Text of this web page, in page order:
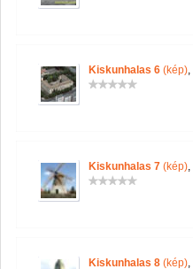
Kiskunhalas 6 (kép),
Kiskunhalas 7 (kép),
Kiskunhalas 8 (kép),